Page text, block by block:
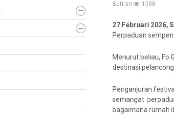
Butiran 1008
27 Februari 2026,
Perpaduan
Menurut beliau, Fo
destinasi
Penganjuran
semangat
bagaimana rumah